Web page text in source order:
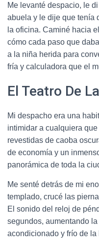
Me levanté despacio, le
abuela y le dije que tenía
la oficina. Caminé hacia
cómo cada paso que
a la niña herida para
fría y calculadora que el
El Teatro De
Mi despacho era una
intimidar a cualquiera
revestidas de caoba
de economía y un
panorámica de toda la
Me senté detrás de mi
templado, crucé las
El sonido del reloj de
segundos, aumentando
acondicionado y frío de la